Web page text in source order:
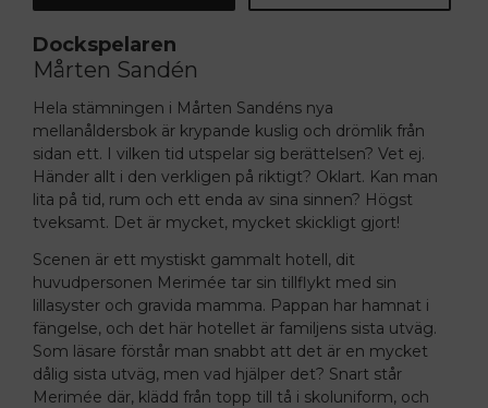
Dockspelaren
Mårten Sandén
Hela stämningen i Mårten Sandéns nya
mellanåldersbok är krypande kuslig och drömlik från
sidan ett. I vilken tid utspelar sig berättelsen? Vet ej.
Händer allt i den verkligen på riktigt? Oklart. Kan man
lita på tid, rum och ett enda av sina sinnen? Högst
tveksamt. Det är mycket, mycket skickligt gjort!
Scenen är ett ­mystiskt gammalt hotell, dit
huvudpersonen Merimée tar sin tillflykt med sin
lillasyster och gravida mamma. Pappan har hamnat i
fängelse, och det här hotellet är familjens sista utväg.
Som läsare förstår man snabbt att det är en mycket
dålig sista utväg, men vad hjälper det? Snart står
Merimée där, klädd från topp till tå i skoluniform, och